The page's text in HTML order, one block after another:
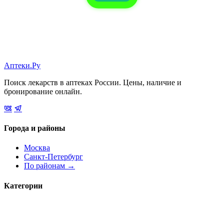
Аптеки.Ру
Поиск лекарств в аптеках России. Цены, наличие и
бронирование онлайн.
Города и районы
Москва
Санкт-Петербург
По районам →
Категории